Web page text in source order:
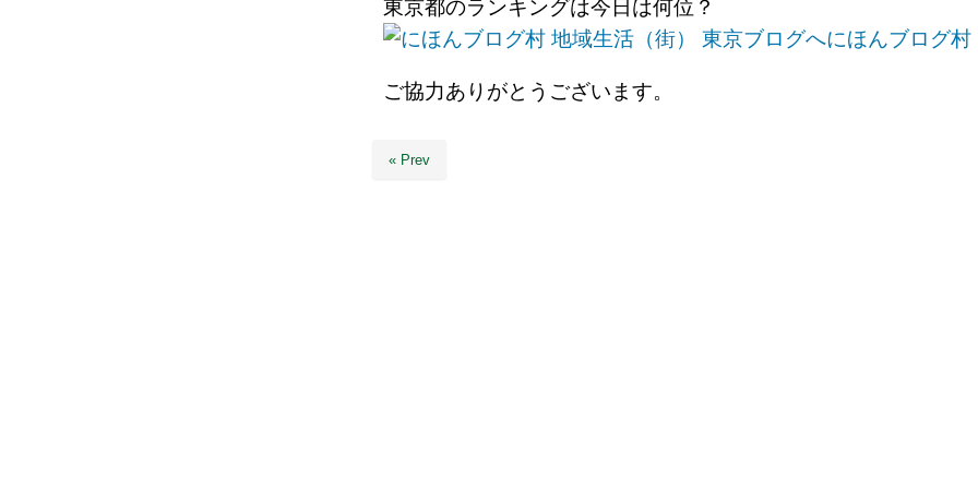
東京都のランキングは今日は何位？
にほんブログ村
ご協力ありがとうございます。
« Prev